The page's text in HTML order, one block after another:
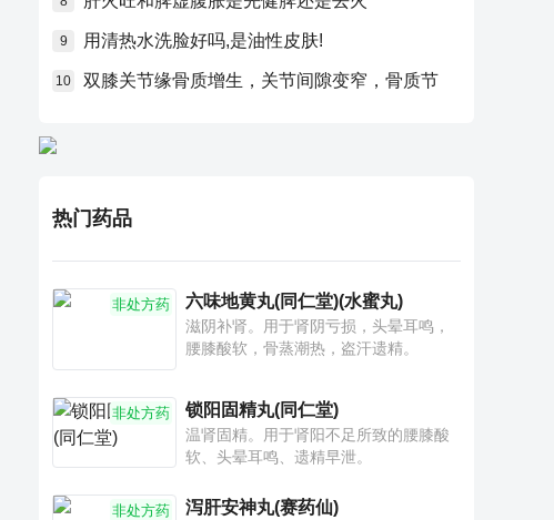
9 用清热水洗脸好吗,是油性皮肤!
10 双膝关节缘骨质增生，关节间隙变窄，骨质节
热门药品
非处方药 六味地黄丸(同仁堂)(水蜜丸)
滋阴补肾。用于肾阴亏损，头晕耳鸣，
腰膝酸软，骨蒸潮热，盗汗遗精。
非处方药 锁阳固精丸(同仁堂)
温肾固精。用于肾阳不足所致的腰膝酸
软、头晕耳鸣、遗精早泄。
非处方药 泻肝安神丸(赛药仙)